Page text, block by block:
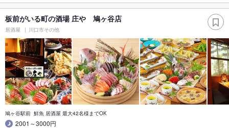
板前がいる町の酒場 庄や 鳩ヶ谷店
居酒屋 川口市その他
鳩ヶ谷駅前 鮮魚 居酒屋 最大42名様までOK
2001～3000円